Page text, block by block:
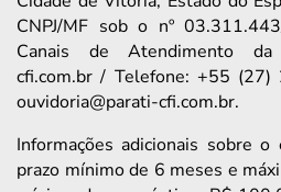
CNPJ/MF sob o nº
Canais de Atendimento da
cfi.com.br / Telefone: +55
ouvidoria@parati-cfi.com.br.
Informações adicionais sobre o
prazo mínimo de 6 meses e